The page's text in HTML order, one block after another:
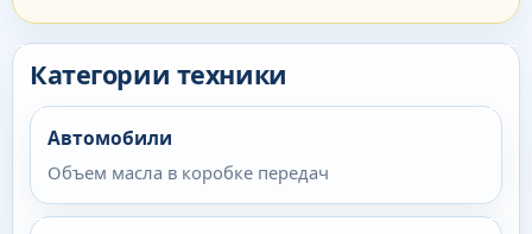
Категории техники
Автомобили
Объем масла в коробке передач